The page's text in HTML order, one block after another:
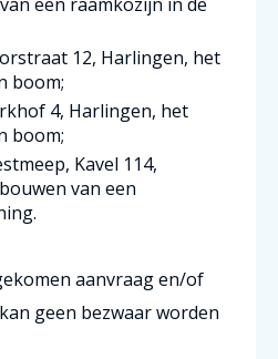
12, Harlingen, het
boom;
4, Harlingen, het
boom;
Kavel 114,
van een
aanvraag en/of
geen bezwaar worden